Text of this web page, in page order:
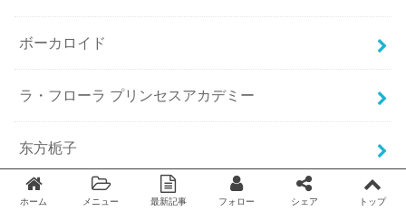
ボーカロイド
ラ・フローラ プリンセスアカデミー
东方栀子
中国・台湾コミック
ホーム メニュー 最新記事 フォロー シェア トップ
Twitter facebook